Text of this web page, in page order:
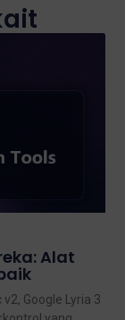
Alat
Google Lyria 3